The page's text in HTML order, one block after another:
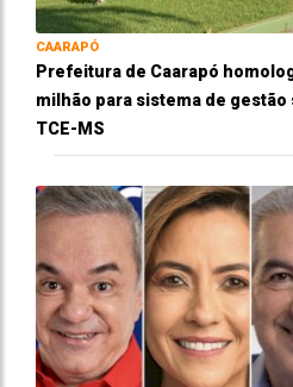
CAARAPÓ
Prefeitura de Caarapó
milhão para sistema de
TCE-MS